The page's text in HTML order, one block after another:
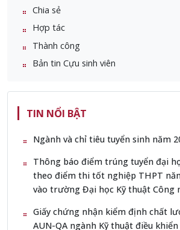
Chia sẻ
Hợp tác
Thành công
Bản tin Cựu sinh viên
TIN NỔI BẬT
Ngành và chỉ tiêu tuyển sinh năm
Thông báo điểm trúng tuyển đại
theo điểm thi tốt nghiệp THPT
vào trường Đại học Kỹ thuật Công
Giấy chứng nhận kiểm định chất
AUN-QA ngành Kỹ thuật điều